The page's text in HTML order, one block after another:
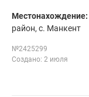
Местонахождение:
район, с. Манкент
№2425299
Создано: 2 июля